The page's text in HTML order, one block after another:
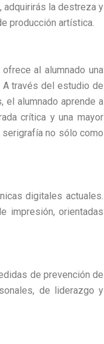
adquirirás la destreza y
producción artística.
al alumnado una
través del estudio de
alumnado aprende a
crítica y una mayor
no sólo como
digitales actuales.
impresión, orientadas
de prevención de
de liderazgo y